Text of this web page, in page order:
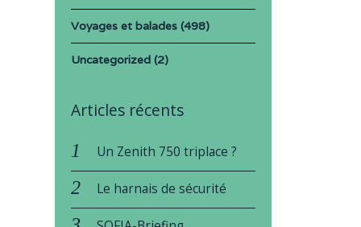
Voyages et balades(498)
Uncategorized(2)
Articles récents
Un Zenith 750 triplace ?
Le harnais de sécurité